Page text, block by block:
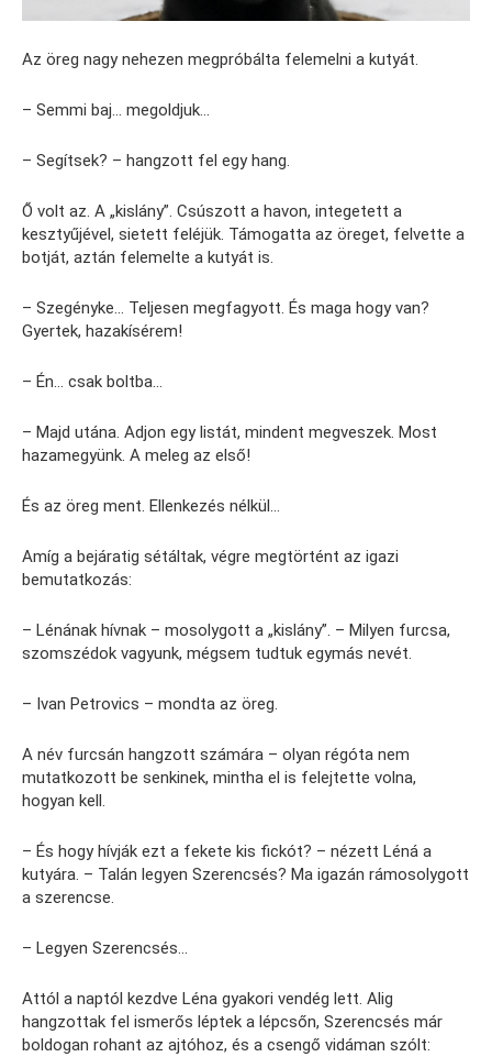
Az öreg nagy nehezen megpróbálta felemelni a kutyát.
– Semmi baj… megoldjuk…
– Segítsek? – hangzott fel egy hang.
Ő volt az. A „kislány”. Csúszott a havon, integetett a
kesztyűjével, sietett feléjük. Támogatta az öreget, felvette a
botját, aztán felemelte a kutyát is.
– Szegényke… Teljesen megfagyott. És maga hogy van?
Gyertek, hazakísérem!
– Én… csak boltba…
– Majd utána. Adjon egy listát, mindent megveszek. Most
hazamegyünk. A meleg az első!
És az öreg ment. Ellenkezés nélkül…
Amíg a bejáratig sétáltak, végre megtörtént az igazi
bemutatkozás:
– Lénának hívnak – mosolygott a „kislány”. – Milyen furcsa,
szomszédok vagyunk, mégsem tudtuk egymás nevét.
– Ivan Petrovics – mondta az öreg.
A név furcsán hangzott számára – olyan régóta nem
mutatkozott be senkinek, mintha el is felejtette volna,
hogyan kell.
– És hogy hívják ezt a fekete kis fickót? – nézett Léná a
kutyára. – Talán legyen Szerencsés? Ma igazán rámosolygott
a szerencse.
– Legyen Szerencsés…
Attól a naptól kezdve Léna gyakori vendég lett. Alig
hangzottak fel ismerős léptek a lépcsőn, Szerencsés már
boldogan rohant az ajtóhoz, és a csengő vidáman szólt: